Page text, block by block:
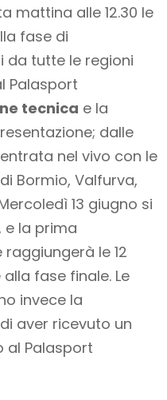
mattina alle 12.30 le
fase di
da tutte le regioni
Palasport
tecnica e la
dalle
nel vivo con le
Bormio, Valfurva,
13 giugno si
e la prima
le 12
fase finale. Le
invece la
aver ricevuto un
al Palasport